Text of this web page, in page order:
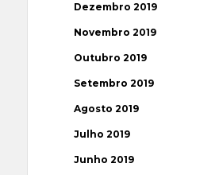
Dezembro 2019
Novembro 2019
Outubro 2019
Setembro 2019
Agosto 2019
Julho 2019
Junho 2019